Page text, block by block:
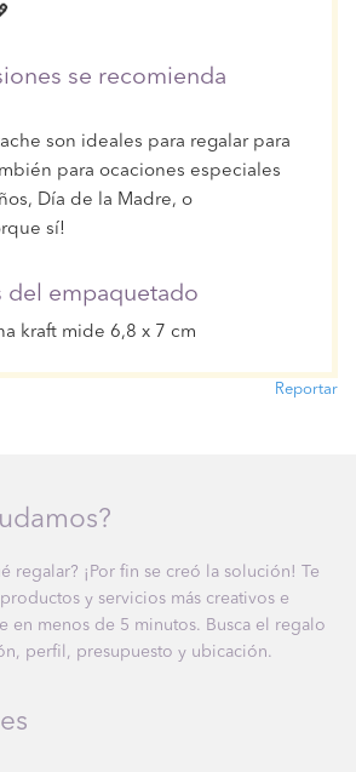
se recomienda
son ideales para regalar para
para ocaciones especiales
Día de la Madre, o
sí!
del empaquetado
kraft mide 6,8 x 7 cm
Reportar
regalar? ¡Por fin se creó la solución! Te
y servicios más creativos e
en menos de 5 minutos. Busca el regalo
perfil, presupuesto y ubicación.